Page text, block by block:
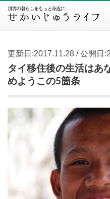
更新日:2017.11.28 / 公開日
タイ移住後の生活はあ
めようこの5箇条